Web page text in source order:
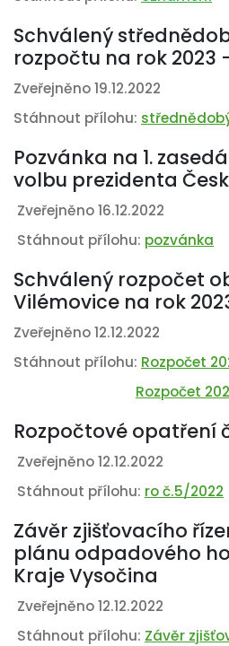
Schválený
rozpočtu na rok 2023
Zveřejněno 19.12.2022
Stáhnout přílohu:
Pozvánka na 1.
volbu prezidenta
Zveřejněno 16.12.2022
Stáhnout přílohu: pozvánka
Schválený rozpočet
Vilémovice na rok
Zveřejněno 12.12.2022
Stáhnout přílohu: Rozpočet
Rozpočet
Rozpočtové opatření
Zveřejněno 12.12.2022
Stáhnout přílohu: ro č.5/2022
Závěr zjišťovacího
plánu odpadového
Kraje Vysočina
Zveřejněno 12.12.2022
Stáhnout přílohu: Závěr